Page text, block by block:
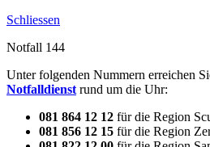
Schliessen
Notfall 144
Unter folgenden Nummern erreichen
Notfalldienst rund um die Uhr:
081 864 12 12 für die Region
081 856 12 15 für die Region